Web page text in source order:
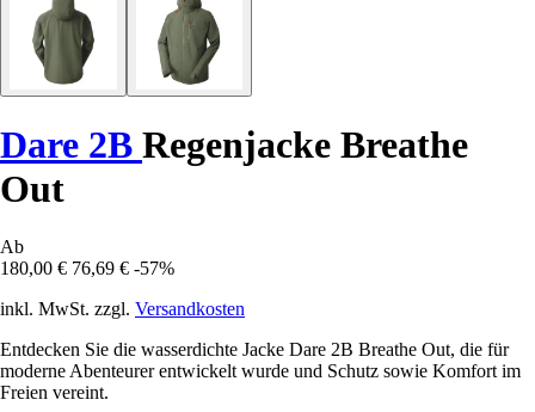
Dare 2B Regenjacke Breathe
Out
Ab
180,00 € 76,69 € -57%
inkl. MwSt. zzgl. Versandkosten
Entdecken Sie die wasserdichte Jacke Dare 2B Breathe Out, die für
moderne Abenteurer entwickelt wurde und Schutz sowie Komfort im
Freien vereint.